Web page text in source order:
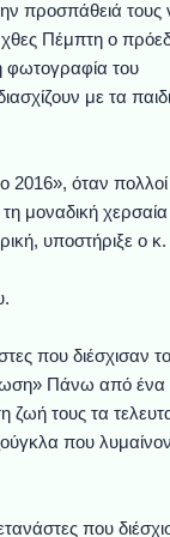
προσπάθειά τους
Πέμπτη ο
του
με τα
2016», όταν πολλοί
μοναδική
υποστήριξε ο κ.
που διέσχισαν το
Πάνω από ένα
ζωή τους τα
που
που
το παράθυρό
που κάνει το
Internet
κι απ' το
μωρό